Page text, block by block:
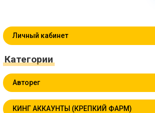
Личный кабинет
Категории
Авторег
КИНГ АККАУНТЫ (КРЕПКИЙ ФАРМ)